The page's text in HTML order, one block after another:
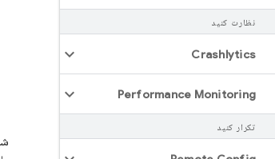
نظارت کنید
Crashlytics
Performance Monitoring
تکرار کنید